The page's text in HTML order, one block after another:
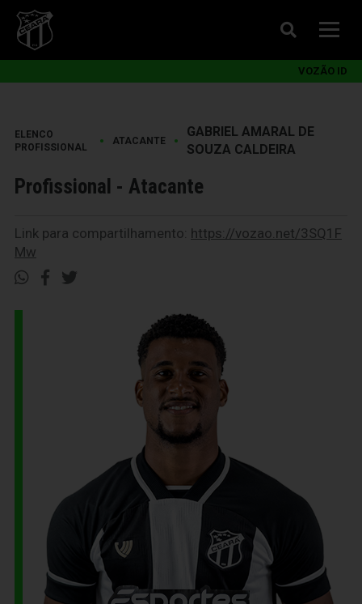
VOZÃO ID
ELENCO
PROFISSIONAL
• ATACANTE •
GABRIEL AMARAL DE
SOUZA CALDEIRA
Profissional - Atacante
Link para compartilhamento: https://vozao.net/3SQ1F
Mw